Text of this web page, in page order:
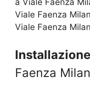
Viale Faenza
Viale Faenza
Installazione
Faenza